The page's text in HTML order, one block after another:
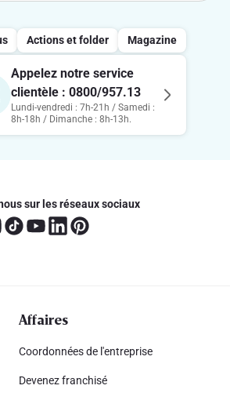
Actions et folder Magazine
Appelez notre service
clientèle : 0800/957.13
Lundi-vendredi : 7h-21h / Samedi :
8h-18h / Dimanche : 8h-13h.
sur les réseaux sociaux
Affaires
Coordonnées de l'entreprise
Devenez franchisé